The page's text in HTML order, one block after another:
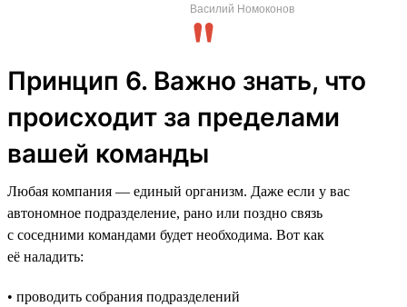
Василий Номоконов
Принцип 6. Важно знать, что
происходит за пределами
вашей команды
Любая компания — единый организм. Даже если у вас
автономное подразделение, рано или поздно связь
с соседними командами будет необходима. Вот как
её наладить:
• проводить собрания подразделений